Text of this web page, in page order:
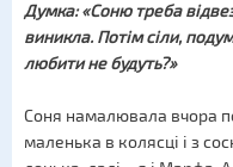
Думка: «Соню треба
виникла. Потім сіли,
любити не будуть?»
Соня намалювала вчора
маленька в колясці і з